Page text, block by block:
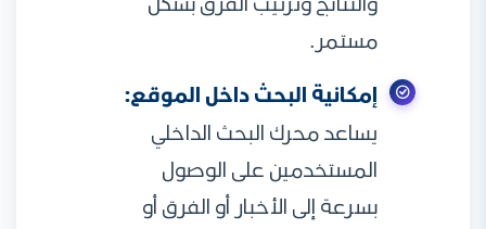
مستمر.
إمكانية البحث داخل الموقع:
يساعد محرك البحث الداخلي
المستخدمين على الوصول
بسرعة إلى الأخبار أو الفرق أو